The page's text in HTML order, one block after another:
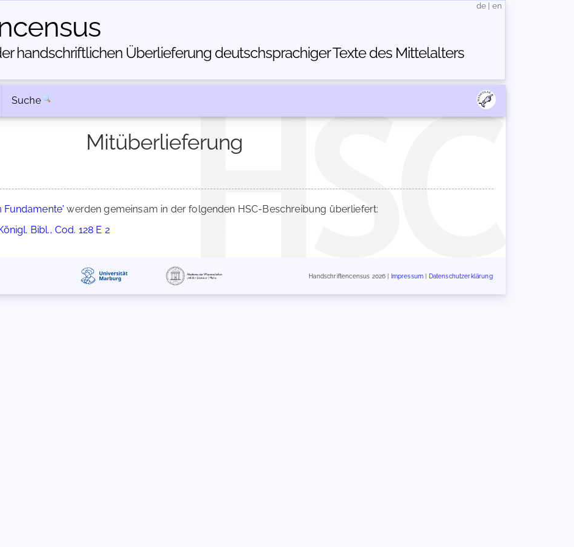
handschriftlichen Über­lieferung deutschsprachiger Texte des Mittelalters
de en
Suche
Mitüberlieferung
Fundamente' werden gemeinsam in der folgenden HSC-Beschreibung überliefert:
Bibl., Cod. 128 E 2
Handschriftencensus 2026 | Impressum Datenschutzerklärung